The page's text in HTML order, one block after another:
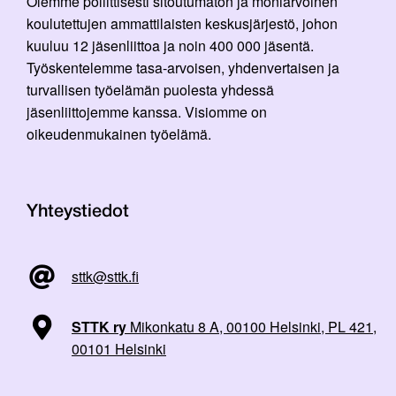
koulutettujen ammattilaisten keskusjärjestö, johon
kuuluu 12 jäsenliittoa ja noin 400 000 jäsentä.
Työskentelemme tasa-arvoisen, yhdenvertaisen ja
turvallisen työelämän puolesta yhdessä
jäsenliittojemme kanssa. Visiomme on
oikeudenmukainen työelämä.
Yhteystiedot
sttk@sttk.fi
STTK ry Mikonkatu 8 A, 00100 Helsinki, PL 421,
00101 Helsinki